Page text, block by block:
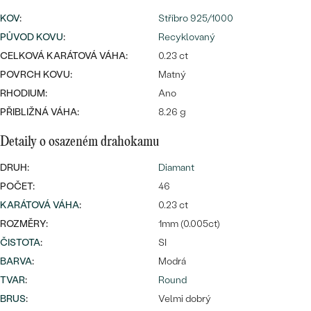
Bestsellery
OBJEVIT
KOV:
Stříbro 925/1000
PŮVOD KOVU:
Recyklovaný
CELKOVÁ KARÁTOVÁ VÁHA:
0.23 ct
POVRCH KOVU:
Matný
RHODIUM:
Ano
PŘIBLIŽNÁ VÁHA:
8.26 g
Detaily o osazeném drahokamu
DRUH:
Diamant
POČET:
46
KARÁTOVÁ VÁHA:
0.23 ct
ROZMĚRY:
1mm (0.005ct)
ČISTOTA:
SI
BARVA:
Modrá
TVAR:
Round
BRUS: Velmi dobrý